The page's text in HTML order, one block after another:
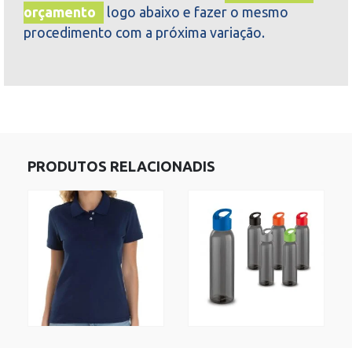
orçamento
logo abaixo e fazer o mesmo
procedimento com a próxima variação.
PRODUTOS RELACIONADIS